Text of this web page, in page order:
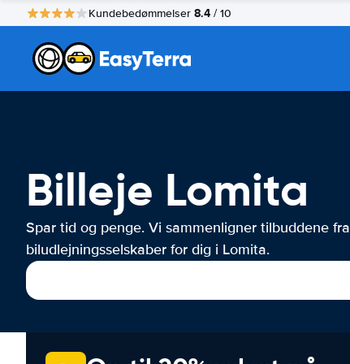
Kundebedømmelser 8.4 / 10
Billeje Lomita
Spar tid og penge. Vi sammenligner tilbuddene fra
biludlejningsselskaber for dig i Lomita.